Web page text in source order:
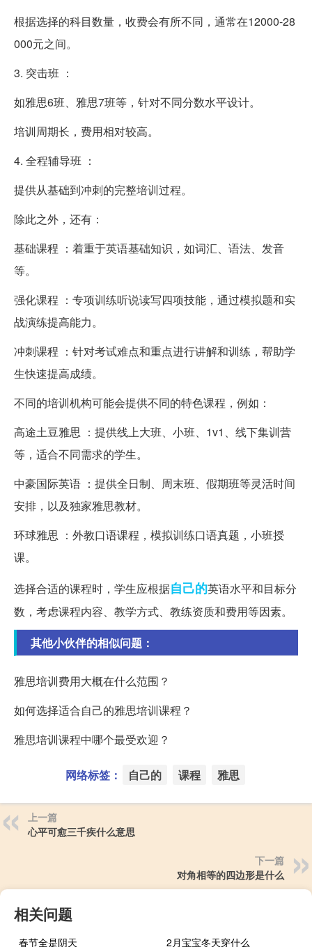
根据选择的科目数量，收费会有所不同，通常在12000-28
000元之间。
3. 突击班 ：
如雅思6班、雅思7班等，针对不同分数水平设计。
培训周期长，费用相对较高。
4. 全程辅导班 ：
提供从基础到冲刺的完整培训过程。
除此之外，还有：
基础课程 ：着重于英语基础知识，如词汇、语法、发音
等。
强化课程 ：专项训练听说读写四项技能，通过模拟题和实
战演练提高能力。
冲刺课程 ：针对考试难点和重点进行讲解和训练，帮助学
生快速提高成绩。
不同的培训机构可能会提供不同的特色课程，例如：
高途土豆雅思 ：提供线上大班、小班、1v1、线下集训营
等，适合不同需求的学生。
中豪国际英语 ：提供全日制、周末班、假期班等灵活时间
安排，以及独家雅思教材。
环球雅思 ：外教口语课程，模拟训练口语真题，小班授
课。
选择合适的课程时，学生应根据自己的英语水平和目标分
数，考虑课程内容、教学方式、教练资质和费用等因素。
其他小伙伴的相似问题：
雅思培训费用大概在什么范围？
如何选择适合自己的雅思培训课程？
雅思培训课程中哪个最受欢迎？
网络标签： 自己的 课程 雅思
上一篇
心平可愈三千疾什么意思
下一篇
对角相等的四边形是什么
相关问题
春节全是阴天 2月宝宝冬天穿什么